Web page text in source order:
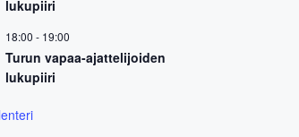
lukupiiri
18:00 - 19:00
Turun vapaa-ajattelijoiden
lukupiiri